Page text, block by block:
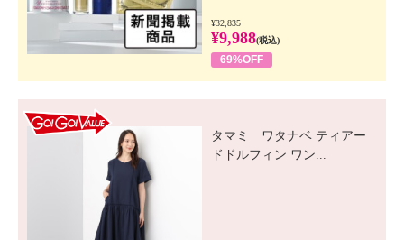
¥32,835
¥9,988(税込)
69%OFF
タマミ ワタナベ ティアー
ドドルフィン ワン...